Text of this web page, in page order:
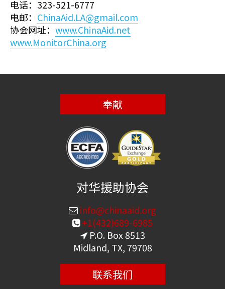
电话：323-521-6777
电邮： ChinaAid.LA@gmail.com
协会网址： www.ChinaAid.net
www.MonitorChina.org
奉献
对华援助协会
info@chinaaid.org
+1(432)689-6985
P.O. Box 8513
Midland, TX, 79708
联系我们